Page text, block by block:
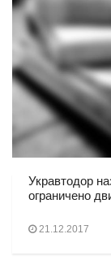
Укравтодор
ограничено
21.12.2017